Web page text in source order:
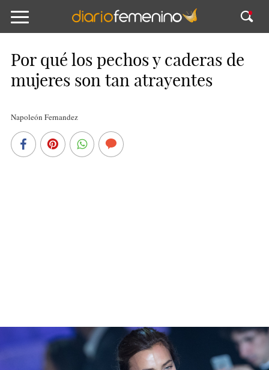
Por qué los pechos y caderas de
mujeres son tan atrayentes
Napoleón Fernandez